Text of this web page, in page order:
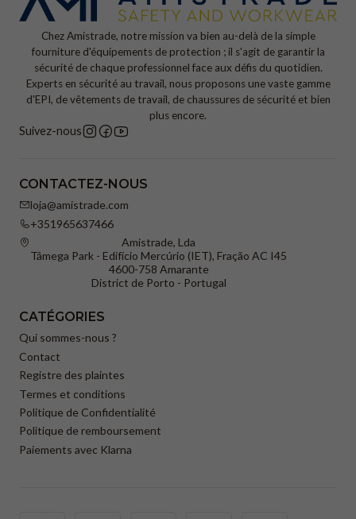
Chez Amistrade, notre mission va bien au-delà de la simple
fourniture d'équipements de protection ; il s'agit de garantir la
sécurité de chaque professionnel face aux défis du quotidien.
Experts en sécurité au travail, nous proposons une vaste gamme
d'EPI, de vêtements de travail, de chaussures de sécurité et bien
plus encore.
Suivez-nous
CONTACTEZ-NOUS
loja@amistrade.com
+351965637466
Amistrade, Lda
Tâmega Park - Edifício Mercúrio (IET), Fração AC I45
4600-758 Amarante
District de Porto - Portugal
CATÉGORIES
Qui sommes-nous ?
Contact
Registre des plaintes
Termes et conditions
Politique de Confidentialité
Politique de remboursement
Paiements avec Klarna